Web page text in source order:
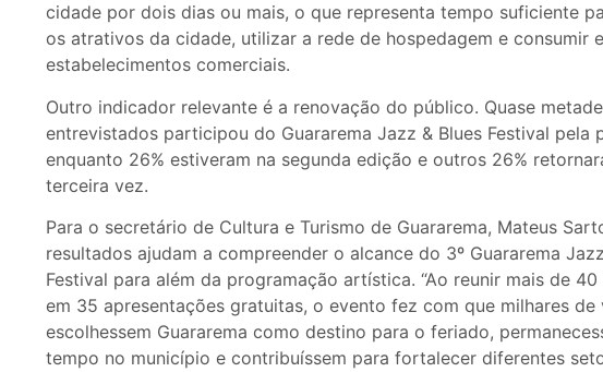
cidade por dois dias ou mais, o que representa tempo suficiente
os atrativos da cidade, utilizar a rede de hospedagem e consumir
estabelecimentos comerciais.
Outro indicador relevante é a renovação do público. Quase
entrevistados participou do Guararema Jazz & Blues Festival pela
enquanto 26% estiveram na segunda edição e outros 26%
terceira vez.
Para o secretário de Cultura e Turismo de Guararema, Mateus
resultados ajudam a compreender o alcance do 3º Guararema
Festival para além da programação artística. “Ao reunir mais de
em 35 apresentações gratuitas, o evento fez com que milhares de
escolhessem Guararema como destino para o feriado,
tempo no município e contribuíssem para fortalecer diferentes